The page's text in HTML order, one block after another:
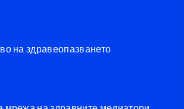
на здравеопазването